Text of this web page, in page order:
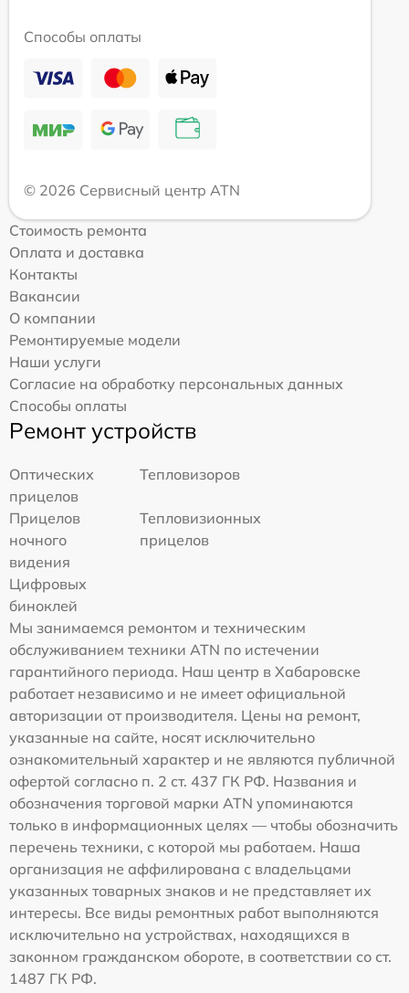
Способы оплаты
© 2026 Сервисный центр ATN
Стоимость ремонта
Оплата и доставка
Контакты
Вакансии
О компании
Ремонтируемые модели
Наши услуги
Согласие на обработку персональных данных
Способы оплаты
Ремонт устройств
Оптических
прицелов
Тепловизоров
Прицелов
ночного
видения
Тепловизионных
прицелов
Цифровых
биноклей
Мы занимаемся ремонтом и техническим
обслуживанием техники ATN по истечении
гарантийного периода. Наш центр в Хабаровске
работает независимо и не имеет официальной
авторизации от производителя. Цены на ремонт,
указанные на сайте, носят исключительно
ознакомительный характер и не являются публичной
офертой согласно п. 2 ст. 437 ГК РФ. Названия и
обозначения торговой марки ATN упоминаются
только в информационных целях — чтобы обозначить
перечень техники, с которой мы работаем. Наша
организация не аффилирована с владельцами
указанных товарных знаков и не представляет их
интересы. Все виды ремонтных работ выполняются
исключительно на устройствах, находящихся в
законном гражданском обороте, в соответствии со ст.
1487 ГК РФ.